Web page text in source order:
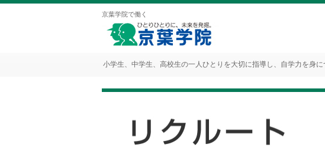
京葉学院で働く
小学生、中学生、高校生の一人ひとりを大切に指導し、自学力を身